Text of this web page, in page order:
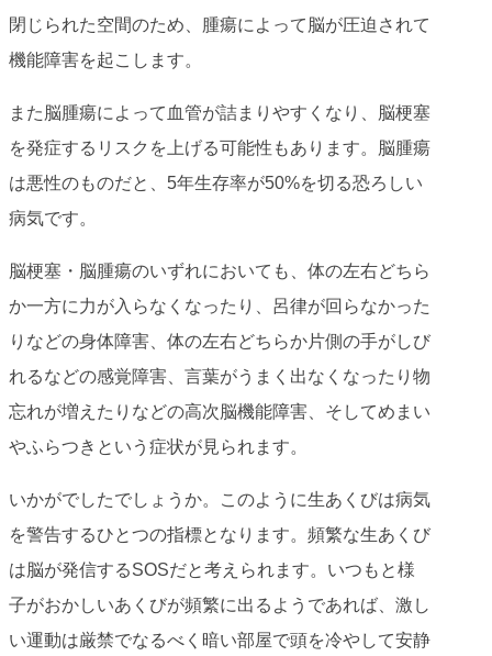
閉じられた空間のため、腫瘍によって脳が圧迫されて
機能障害を起こします。
また脳腫瘍によって血管が詰まりやすくなり、脳梗塞
を発症するリスクを上げる可能性もあります。脳腫瘍
は悪性のものだと、5年生存率が50%を切る恐ろしい
病気です。
脳梗塞・脳腫瘍のいずれにおいても、体の左右どちら
か一方に力が入らなくなったり、呂律が回らなかった
りなどの身体障害、体の左右どちらか片側の手がしび
れるなどの感覚障害、言葉がうまく出なくなったり物
忘れが増えたりなどの高次脳機能障害、そしてめまい
やふらつきという症状が見られます。
いかがでしたでしょうか。このように生あくびは病気
を警告するひとつの指標となります。頻繁な生あくび
は脳が発信するSOSだと考えられます。いつもと様
子がおかしいあくびが頻繁に出るようであれば、激し
い運動は厳禁でなるべく暗い部屋で頭を冷やして安静